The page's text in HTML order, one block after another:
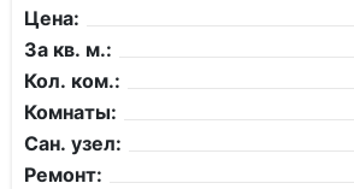
Цена:
За кв. м.:
Кол. ком.:
Комнаты:
Сан. узел:
Ремонт: